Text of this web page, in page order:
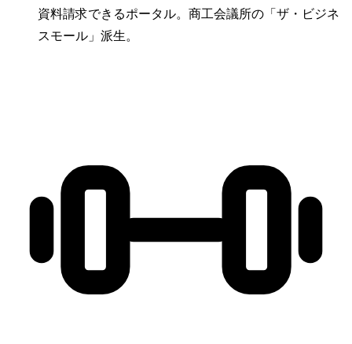
資料請求できるポータル。商工会議所の「ザ・ビジネ
スモール」派生。